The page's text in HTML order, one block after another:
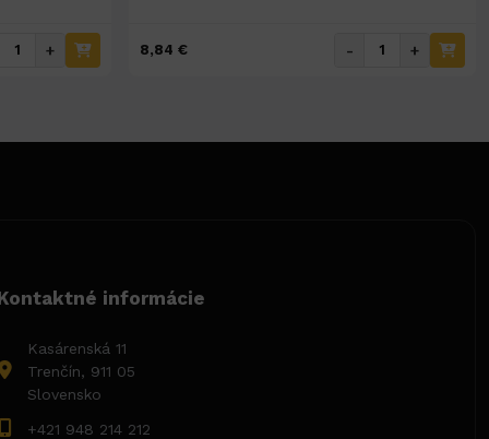
+ 8,84 € - +
informácie
Kasárenská 11
Trenčín, 911 05
Slovensko
+421 948 214 212